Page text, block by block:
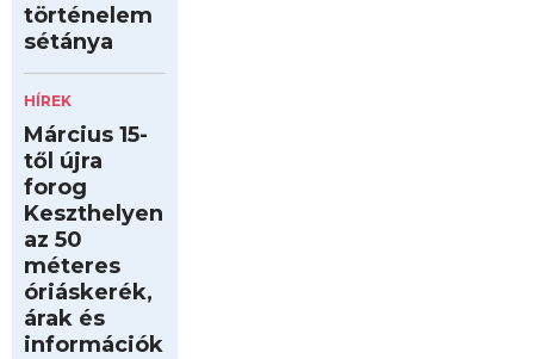
történelem
sétánya
HÍREK
Március 15-
től újra
forog
Keszthelyen
az 50
méteres
óriáskerék,
árak és
információk